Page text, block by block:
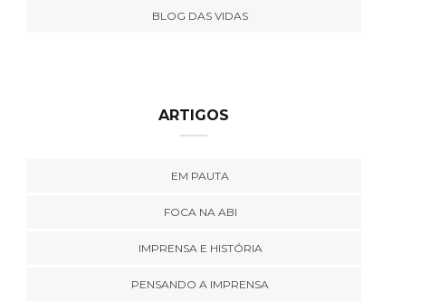
BLOG DAS VIDAS
ARTIGOS
EM PAUTA
FOCA NA ABI
IMPRENSA E HISTÓRIA
PENSANDO A IMPRENSA